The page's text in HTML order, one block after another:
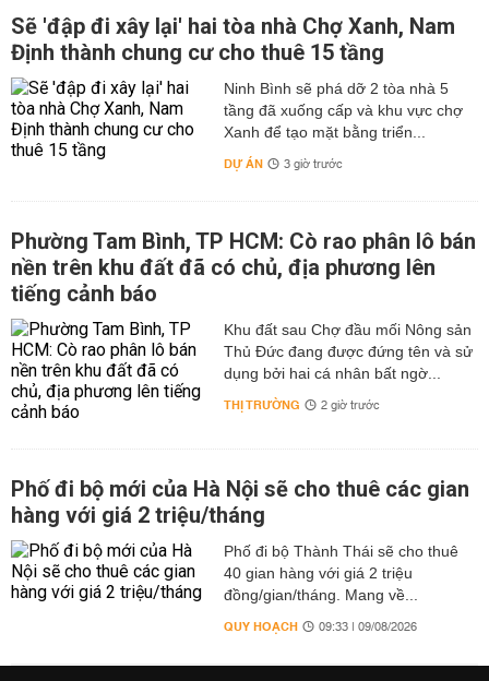
Sẽ 'đập đi xây lại' hai tòa nhà Chợ Xanh, Nam
Định thành chung cư cho thuê 15 tầng
Ninh Bình sẽ phá dỡ 2 tòa nhà 5
tầng đã xuống cấp và khu vực chợ
Xanh để tạo mặt bằng triển...
DỰ ÁN 3 giờ trước
Phường Tam Bình, TP HCM: Cò rao phân lô bán
nền trên khu đất đã có chủ, địa phương lên
tiếng cảnh báo
Khu đất sau Chợ đầu mối Nông sản
Thủ Đức đang được đứng tên và sử
dụng bởi hai cá nhân bất ngờ...
THỊ TRƯỜNG 2 giờ trước
Phố đi bộ mới của Hà Nội sẽ cho thuê các gian
hàng với giá 2 triệu/tháng
Phố đi bộ Thành Thái sẽ cho thuê
40 gian hàng với giá 2 triệu
đồng/gian/tháng. Mang về...
QUY HOẠCH 09:33 | 09/08/2026